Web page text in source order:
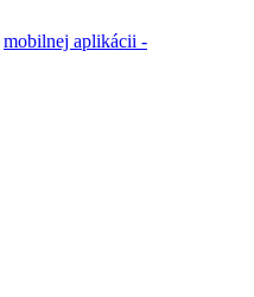
mobilnej aplikácii -